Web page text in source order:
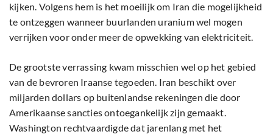
kijken. Volgens hem is het moeilijk om Iran die mogelijkheid
te ontzeggen wanneer buurlanden uranium wel mogen
verrijken voor onder meer de opwekking van elektriciteit.
De grootste verrassing kwam misschien wel op het gebied
van de bevroren Iraanse tegoeden. Iran beschikt over
miljarden dollars op buitenlandse rekeningen die door
Amerikaanse sancties ontoegankelijk zijn gemaakt.
Washington rechtvaardigde dat jarenlang met het